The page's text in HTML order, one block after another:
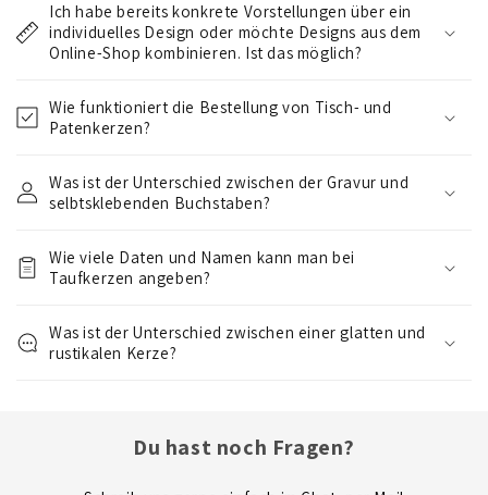
l
p
r
r
I
h
Ich habe bereits konkrete Vorstellungen über ein
individuelles Design oder möchte Designs aus dem
Online-Shop kombinieren. Ist das möglich?
Wie funktioniert die Bestellung von Tisch- und
Patenkerzen?
Was ist der Unterschied zwischen der Gravur und
selbtsklebenden Buchstaben?
Wie viele Daten und Namen kann man bei
Taufkerzen angeben?
Was ist der Unterschied zwischen einer glatten und
rustikalen Kerze?
Du hast noch Fragen?